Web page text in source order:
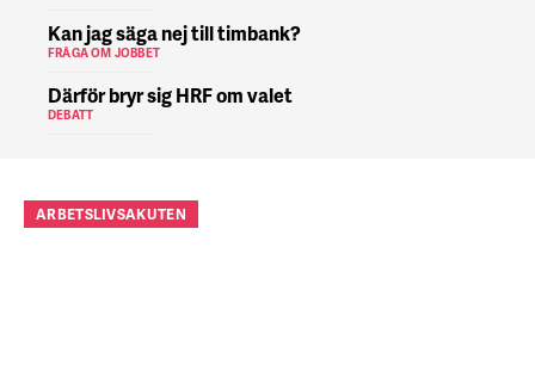
Kan jag säga nej till timbank?
FRÅGA OM JOBBET
Därför bryr sig HRF om valet
DEBATT
ARBETSLIVSAKUTEN